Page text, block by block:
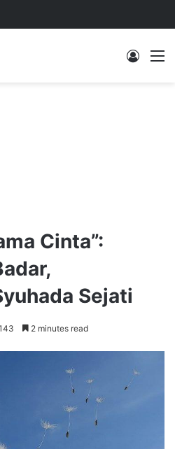
Log In
Cinta”:
Sejati
2 minutes read